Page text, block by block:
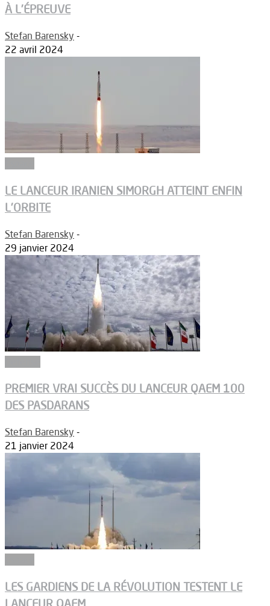
À L’ÉPREUVE
Stefan Barensky -
22 avril 2024
LE LANCEUR IRANIEN SIMORGH ATTEINT ENFIN
L’ORBITE
Stefan Barensky -
29 janvier 2024
PREMIER VRAI SUCCÈS DU LANCEUR QAEM 100
DES PASDARANS
Stefan Barensky -
21 janvier 2024
LES GARDIENS DE LA RÉVOLUTION TESTENT LE